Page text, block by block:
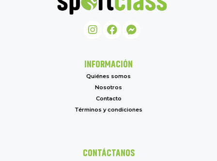
INFORMACIÓN
Quiénes somos
Nosotros
Contacto
Términos y condiciones
CONTÁCTANOS